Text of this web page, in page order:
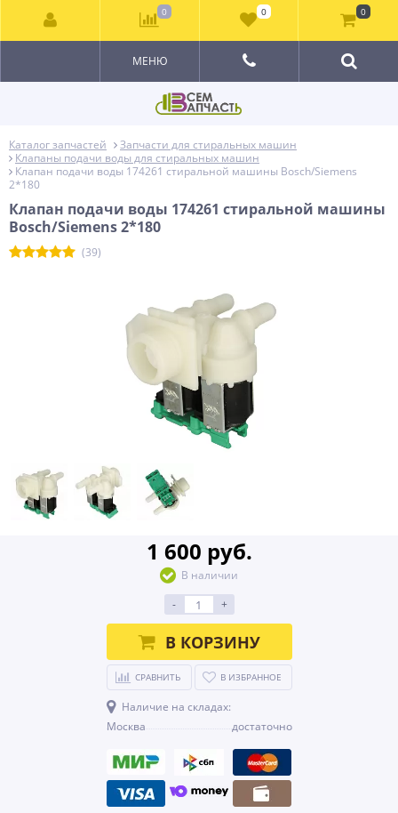
МЕНЮ
Каталог запчастей
Запчасти для стиральных машин
Клапаны подачи воды для стиральных машин
Клапан подачи воды 174261 стиральной машины Bosch/Siemens
2*180
Клапан подачи воды 174261 стиральной машины
Bosch/Siemens 2*180
(39)
1 600 руб.
В наличии
-
+
В КОРЗИНУ
СРАВНИТЬ В ИЗБРАННОЕ
Наличие на складах:
Москва
достаточно
0 0 0